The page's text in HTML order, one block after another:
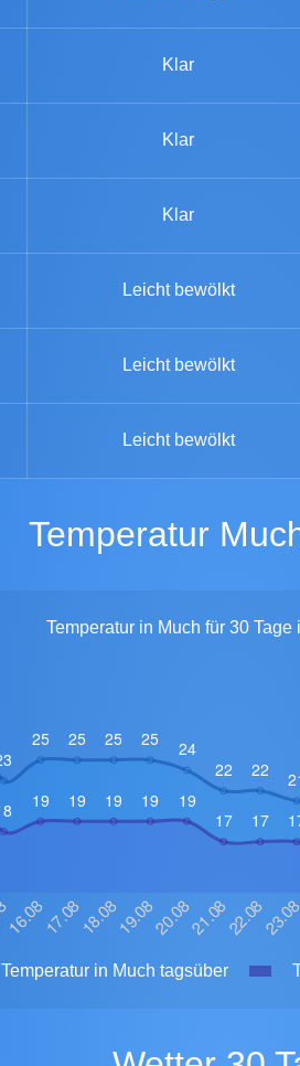
Klar
Klar
Klar
Leicht bewölkt
Leicht bewölkt
Leicht bewölkt
Temperatur
Temperatur in Much für 30
Temperatur in Much tagsüber